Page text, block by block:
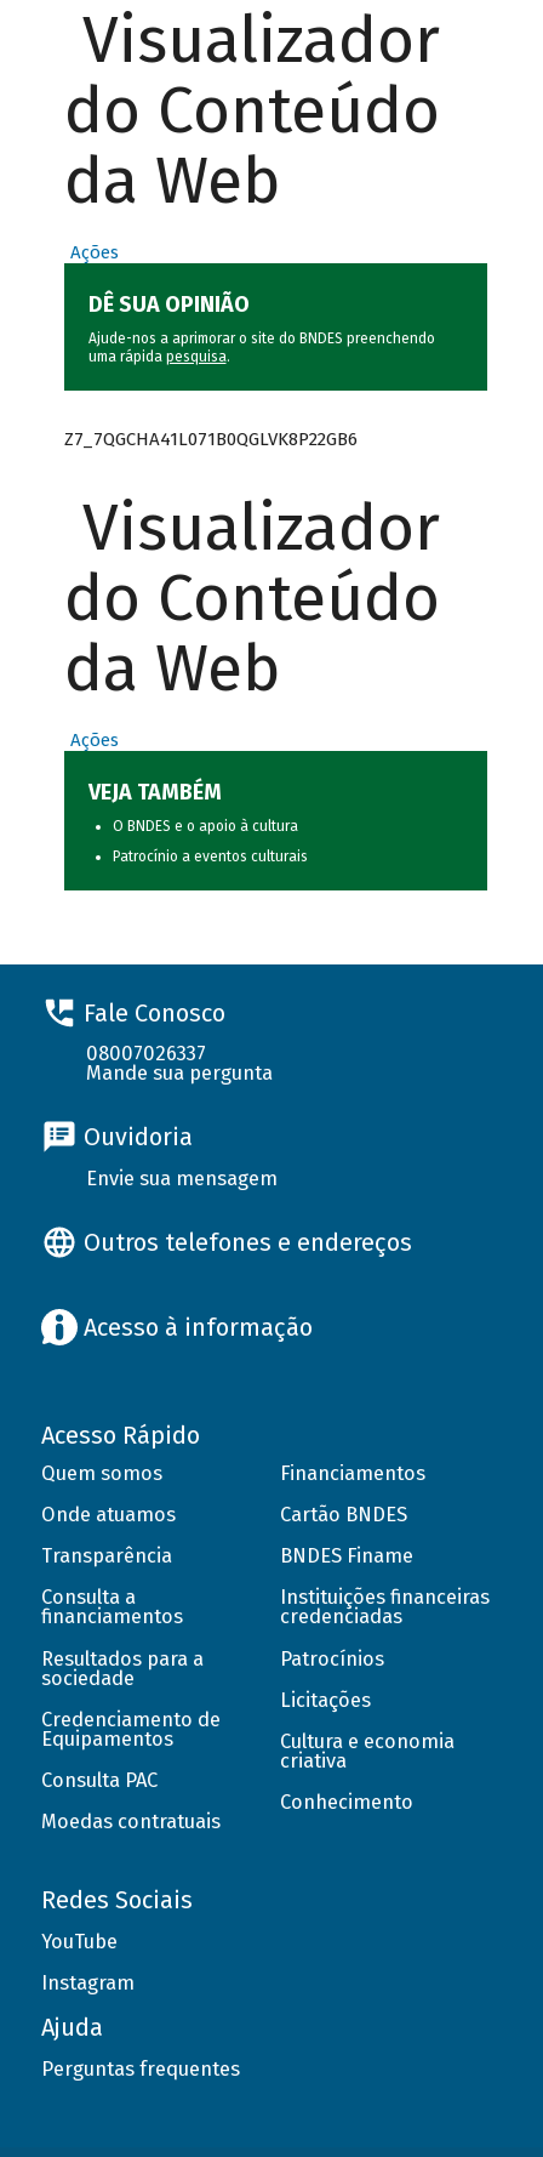
Visualizador
do Conteúdo
da Web
Ações
DÊ SUA OPINIÃO
Ajude-nos a aprimorar o site do BNDES preenchendo
uma rápida pesquisa.
Z7_7QGCHA41L071B0QGLVK8P22GB6
Visualizador
do Conteúdo
da Web
Ações
VEJA TAMBÉM
O BNDES e o apoio à cultura
Patrocínio a eventos culturais
Fale Conosco
08007026337
Mande sua pergunta
Ouvidoria
Envie sua mensagem
Outros telefones e endereços
Acesso à informação
Acesso Rápido
Quem somos
Onde atuamos
Transparência
Consulta a
financiamentos
Resultados para a
sociedade
Credenciamento de
Equipamentos
Consulta PAC
Moedas contratuais
Financiamentos
Cartão BNDES
BNDES Finame
Instituições financeiras
credenciadas
Patrocínios
Licitações
Cultura e economia
criativa
Conhecimento
Redes Sociais
YouTube
Instagram
Ajuda
Perguntas frequentes